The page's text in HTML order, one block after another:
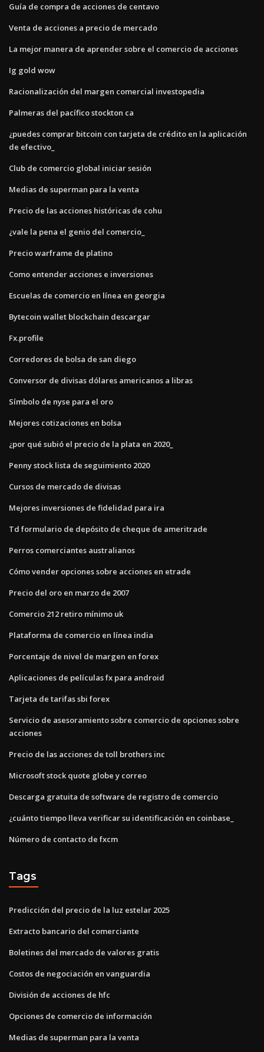
Guía de compra de acciones de centavo
Venta de acciones a precio de mercado
La mejor manera de aprender sobre el comercio de acciones
Ig gold wow
Racionalización del margen comercial investopedia
Palmeras del pacífico stockton ca
¿puedes comprar bitcoin con tarjeta de crédito en la aplicación
de efectivo_
Club de comercio global iniciar sesión
Medias de superman para la venta
Precio de las acciones históricas de cohu
¿vale la pena el genio del comercio_
Precio warframe de platino
Como entender acciones e inversiones
Escuelas de comercio en línea en georgia
Bytecoin wallet blockchain descargar
Fx.profile
Corredores de bolsa de san diego
Conversor de divisas dólares americanos a libras
Símbolo de nyse para el oro
Mejores cotizaciones en bolsa
¿por qué subió el precio de la plata en 2020_
Penny stock lista de seguimiento 2020
Cursos de mercado de divisas
Mejores inversiones de fidelidad para ira
Td formulario de depósito de cheque de ameritrade
Perros comerciantes australianos
Cómo vender opciones sobre acciones en etrade
Precio del oro en marzo de 2007
Comercio 212 retiro mínimo uk
Plataforma de comercio en línea india
Porcentaje de nivel de margen en forex
Aplicaciones de películas fx para android
Tarjeta de tarifas sbi forex
Servicio de asesoramiento sobre comercio de opciones sobre
acciones
Precio de las acciones de toll brothers inc
Microsoft stock quote globe y correo
Descarga gratuita de software de registro de comercio
¿cuánto tiempo lleva verificar su identificación en coinbase_
Número de contacto de fxcm
Tags
Predicción del precio de la luz estelar 2025
Extracto bancario del comerciante
Boletines del mercado de valores gratis
Costos de negociación en vanguardia
División de acciones de hfc
Opciones de comercio de información
Medias de superman para la venta